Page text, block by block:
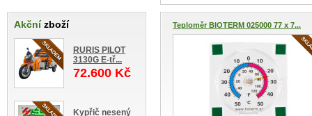
Akčnízboží
RURIS PILOT
3130G E-tř...
72.600 Kč
Kypřič nesený
Teploměr BIOTERM 025000 77 x 7...